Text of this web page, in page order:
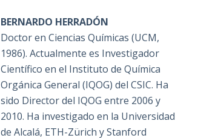
BERNARDO HERRADÓN
Doctor en Ciencias Químicas (UCM,
1986). Actualmente es Investigador
Científico en el Instituto de Química
Orgánica General (IQOG) del CSIC. Ha
sido Director del IQOG entre 2006 y
2010. Ha investigado en la Universidad
de Alcalá, ETH-Zürich y Stanford